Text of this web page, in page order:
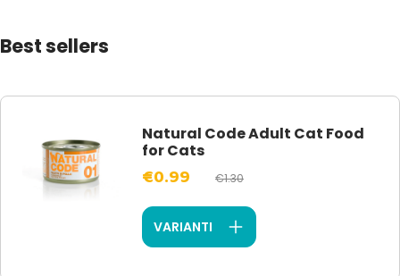
Best sellers
Natural Code Adult Cat Food
for Cats
€0.99 €1.30
VARIANTI